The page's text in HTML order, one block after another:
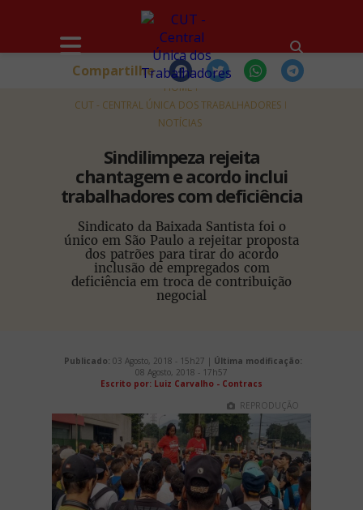
HOME
CUT - CENTRAL ÚNICA DOS TRABALHADORES
NOTÍCIAS
Sindilimpeza rejeita
chantagem e acordo inclui
trabalhadores com deficiência
Sindicato da Baixada Santista foi o
único em São Paulo a rejeitar proposta
dos patrões para tirar do acordo
inclusão de empregados com
deficiência em troca de contribuição
negocial
Compartilhe
Publicado: 03 Agosto, 2018 - 15h27 | Última modificação:
08 Agosto, 2018 - 17h57
Escrito por: Luiz Carvalho - Contracs
REPRODUÇÃO